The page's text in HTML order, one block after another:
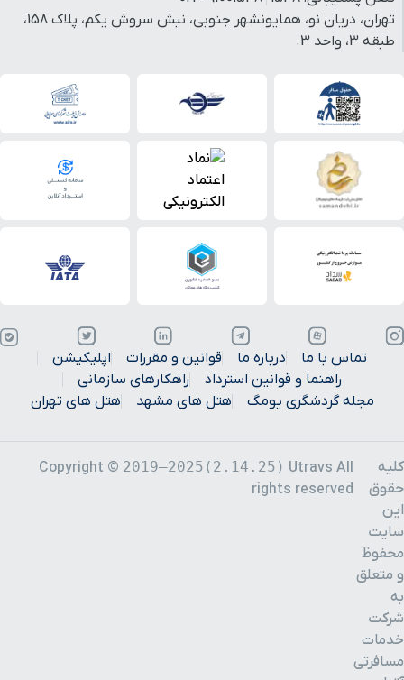
تهران، دریان نو، همایونشهر جنوبی، نبش سروش یکم، پلاک 158،
طبقه 3، واحد 3.
تماس با ما درباره ما قوانین و مقررات
اپلیکیشن
راهنما و قوانین استرداد
راهکارهای سازمانی
مجله گردشگری یومگ
هتل های مشهد هتل های تهران
کلیه
حقوق
این
سایت
محفوظ
و متعلق
به
شرکت
خدمات
مسافرتی
Copyright © 2019–2025(2.14.25) Utravs All
rights reserved